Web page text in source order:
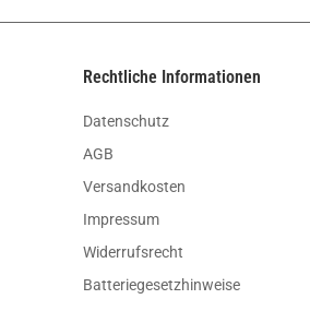
Rechtliche Informationen
Datenschutz
AGB
Versandkosten
Impressum
Widerrufsrecht
Batteriegesetzhinweise